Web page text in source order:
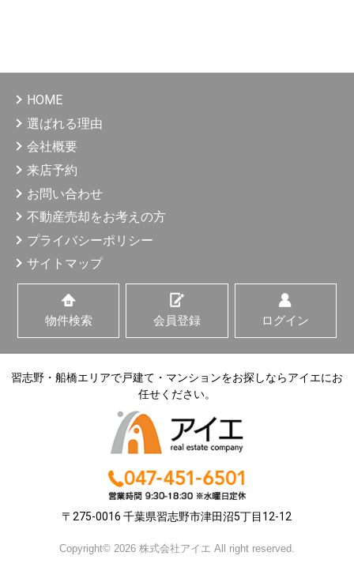
HOME
選ばれる理由
会社概要
来店予約
お問い合わせ
不動産売却をお考えの方
プライバシーポリシー
サイトマップ
物件検索 会員登録 ログイン
習志野・船橋エリアで戸建て・マンションをお探しならアイエにお
任せください。
〒275-0016 千葉県習志野市津田沼5丁目12-12
Copyright© 2026 株式会社アイエ All right reserved.